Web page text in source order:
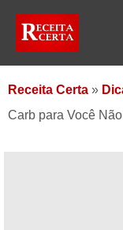
Receita Certa »
Carb para Você